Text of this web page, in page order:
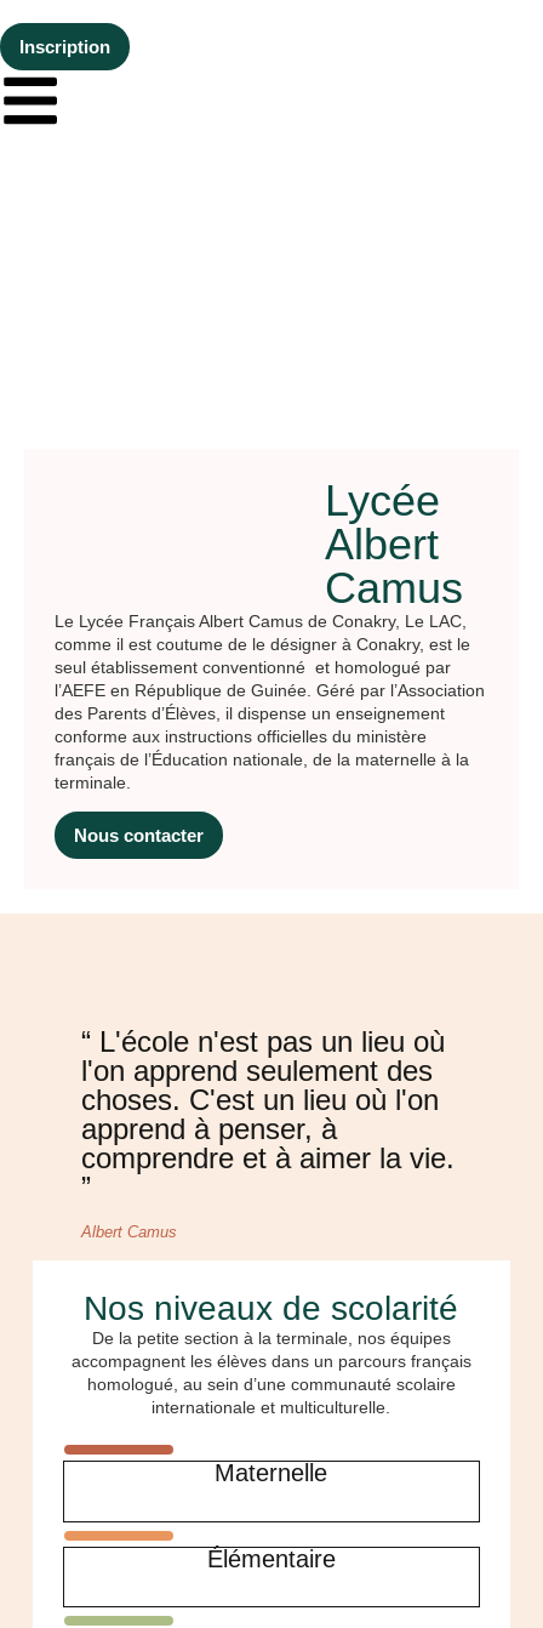
Inscription
Lycée
Albert
Camus
Le Lycée Français Albert Camus de Conakry, Le LAC,
comme il est coutume de le désigner à Conakry, est le
seul établissement conventionné et homologué par
l’AEFE en République de Guinée. Géré par l’Association
des Parents d’Élèves, il dispense un enseignement
conforme aux instructions officielles du ministère
français de l’Éducation nationale, de la maternelle à la
terminale.
Nous contacter
“ L'école n'est pas un lieu où
l'on apprend seulement des
choses. C'est un lieu où l'on
apprend à penser, à
comprendre et à aimer la vie.
”
Albert Camus
Nos niveaux de scolarité
De la petite section à la terminale, nos équipes
accompagnent les élèves dans un parcours français
homologué, au sein d’une communauté scolaire
internationale et multiculturelle.
Maternelle
Élémentaire